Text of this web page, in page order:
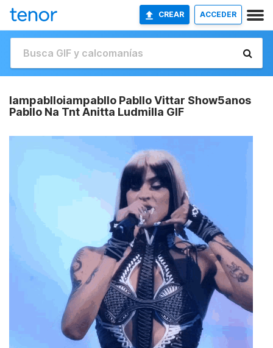
CREAR ACCEDER
Iampablloiampabllo Pabllo Vittar Show5anos
Pabllo Na Tnt Anitta Ludmilla GIF